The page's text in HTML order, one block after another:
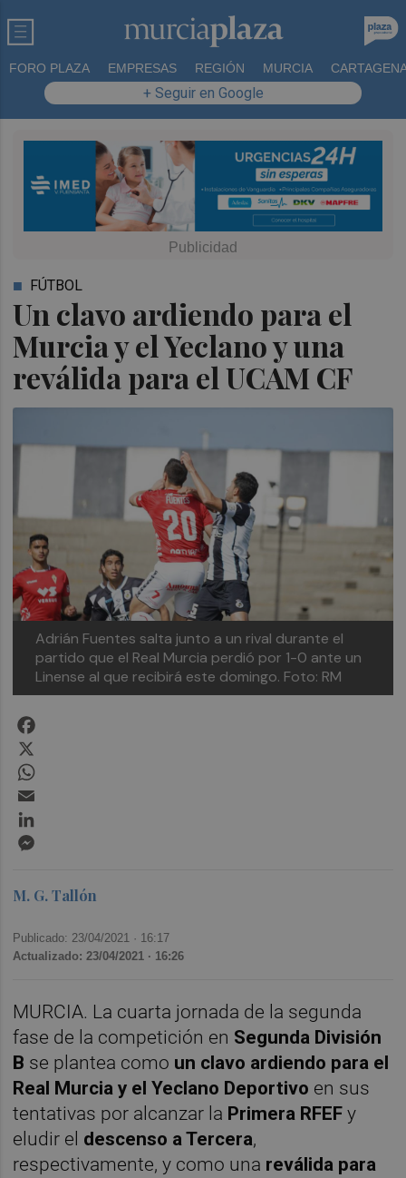
FORO PLAZA EMPRESAS REGIÓN MURCIA
+ Seguir en Google
Un clavo ardiendo para el
Murcia y el Yeclano y una
reválida para el UCAM CF
FÚTBOL
Adrián Fuentes salta junto a un rival durante el
partido que el Real Murcia perdió por 1-0 ante un
Linense al que recibirá este domingo. Foto: RM
M. G. Tallón
Publicado: 23/04/2021 · 16:17
Actualizado: 23/04/2021 · 16:26
MURCIA. La cuarta jornada de la segunda
fase de la competición en Segunda División
B se plantea como un clavo ardiendo para el
Real Murcia y el Yeclano Deportivo en sus
tentativas por alcanzar la Primera RFEF y
eludir el descenso a Tercera,
respectivamente, y como una reválida para